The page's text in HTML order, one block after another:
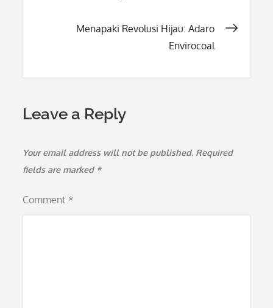
Menapaki Revolusi Hijau: Adaro
Envirocoal
Leave a Reply
Your email address will not be published. Required
fields are marked *
Comment *